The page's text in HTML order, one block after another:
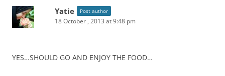
Yatie Post author
18 October , 2013 at 9:48 pm
YES…SHOULD GO AND ENJOY THE FOOD…